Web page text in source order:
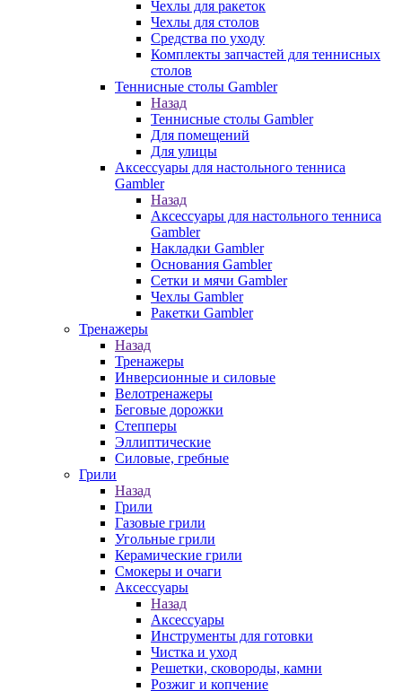
Чехлы для ракеток
Чехлы для столов
Средства по уходу
Комплекты запчастей для теннисных
столов
Теннисные столы Gambler
Назад
Теннисные столы Gambler
Для помещений
Для улицы
Аксессуары для настольного тенниса
Gambler
Назад
Аксессуары для настольного тенниса
Gambler
Накладки Gambler
Основания Gambler
Сетки и мячи Gambler
Чехлы Gambler
Ракетки Gambler
Тренажеры
Назад
Тренажеры
Инверсионные и силовые
Велотренажеры
Беговые дорожки
Степперы
Эллиптические
Силовые, гребные
Грили
Назад
Грили
Газовые грили
Угольные грили
Керамические грили
Смокеры и очаги
Аксессуары
Назад
Аксессуары
Инструменты для готовки
Чистка и уход
Решетки, сковороды, камни
Розжиг и копчение